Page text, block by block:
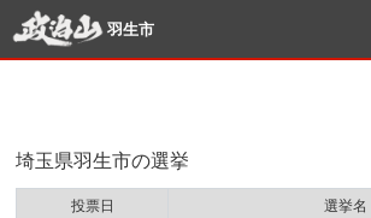
羽生市
埼玉県羽生市の選挙
投票日 選挙名